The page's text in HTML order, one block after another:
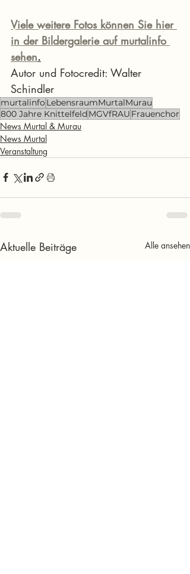
Viele weitere Fotos können Sie hier
in der Bildergalerie auf murtalinfo
sehen.
Autor und Fotocredit: Walter
Schindler
murtalinfo LebensraumMurtalMurau
800 Jahre Knittelfeld MGVfRAU Frauenchor
News Murtal & Murau
News Murtal
Veranstaltung
Aktuelle Beiträge Alle ansehen